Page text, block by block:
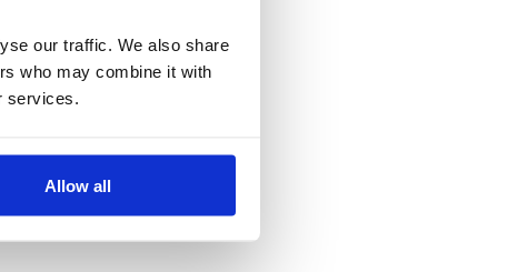
our traffic. We also share
who may combine it with
services.
Allow all
for at vente i linjer. En
anbefales det stærkt